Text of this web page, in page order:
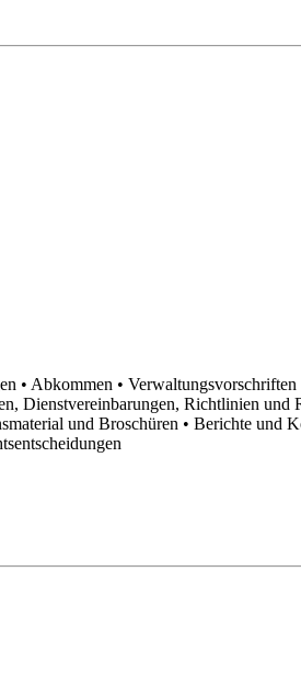
• Abkommen • Verwaltungsvorschriften
Dienstvereinbarungen, Richtlinien und
und Broschüren • Berichte und